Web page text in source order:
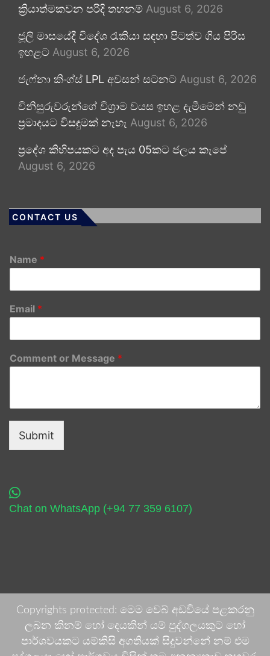
ක්‍රියාත්මකවන පරිදි තහනම් August 6, 2026
ජූලි මාසයේදී විදේශ රැකියා සඳහා පිටත්ව ගිය පිරිස
ඉහළට August 6, 2026
ජැෆ්නා කිංග්ස් LPL අවසන් සටනට August 6, 2026
විනිසුරුවරුන්ගේ විශ්‍රාම වයස ඉහළ දැමීමෙන් නඩු
ප්‍රමාදයට විසඳුමක් නැහැ August 6, 2026
ප්‍රදේශ කිහිපයකට අද පැය 05කට ජලය කැපේ
August 6, 2026
CONTACT US
Name *
Email *
Comment or Message *
Submit
Chat on WhatsApp (+94 77 359 6107)
Copyrights protected: මෙම වෙබ් අඩවියේ පළකරනු
ලබන කිනම් හෝ දෙයකින් යම් පුද්ගලයකුට හෝ
පාර්ශවයකට යම්කිසි අගතියක් සිදුවන්නේ නම් එම